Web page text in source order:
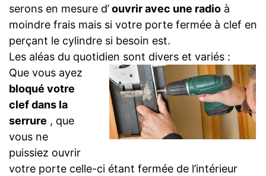
serons en mesure d’ouvrir avec une radio à
moindre frais mais si votre porte fermée à clef en
perçant le cylindre si besoin est.
Les aléas du quotidien sont divers et variés :
Que vous ayez
bloqué votre
clef dans la
serrure , que
vous ne
puissiez ouvrir
votre porte celle-ci étant fermée de l’intérieur